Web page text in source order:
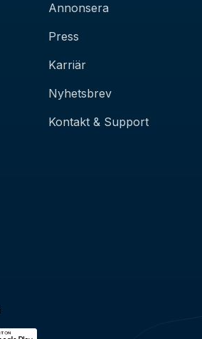
Annonsera
Press
Karriär
Nyhetsbrev
Kontakt & Support